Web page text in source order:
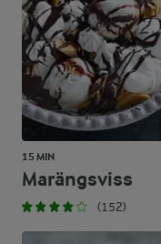
15 MIN
Marängsviss
(152)